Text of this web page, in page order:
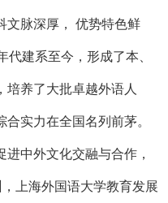
文脉深厚， 优势特色鲜
建系至今，形成了本、
培养了大批卓越外语人
实力在全国名列前茅。
中外文化交融与合作，
上海外国语大学教育发展